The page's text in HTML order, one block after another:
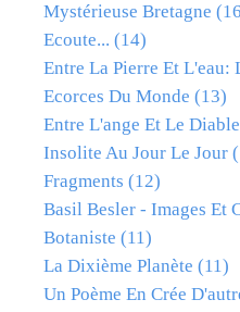
Mystérieuse Bretagne
Ecoute... (14)
Entre La Pierre Et L'eau:
Ecorces Du Monde (13)
Entre L'ange Et Le Diable
Insolite Au Jour Le Jour
Fragments (12)
Basil Besler - Images Et
Botaniste (11)
La Dixième Planète (11)
Un Poème En Crée